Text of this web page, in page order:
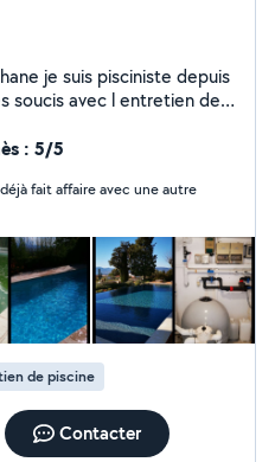
je suis pisciniste depuis
: 5/5
fait affaire avec une autre
de piscine
Contacter